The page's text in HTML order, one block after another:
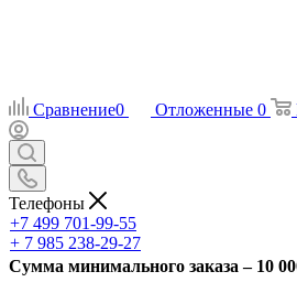
Сравнение0 Отложенные 0
Телефоны
+7 499 701-99-55
+ 7 985 238-29-27
Сумма минимального заказа – 10